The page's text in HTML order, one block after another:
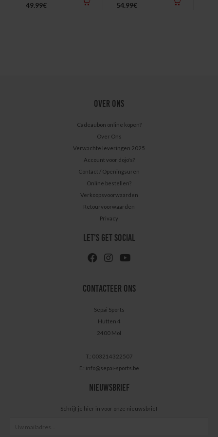
49.99€ 54.99€
OVER ONS
Cadeaubon online kopen?
Over Ons
Verwachte leveringen 2025
Account voor dojo's?
Contact / Openingsuren
Online bestellen?
Verkoopsvoorwaarden
Retourvoorwaarden
Privacy
LET'S GET SOCIAL
CONTACTEER ONS
Sepai Sports
Hutten 4
2400 Mol
T.: 003214322507
E.: info@sepai-sports.be
NIEUWSBRIEF
Schrijf je hier in voor onze nieuwsbrief